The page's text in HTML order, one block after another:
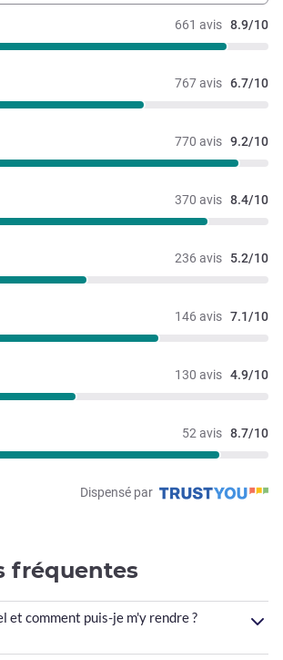
661 avis 8.9/10
767 avis 6.7/10
770 avis 9.2/10
370 avis 8.4/10
236 avis 5.2/10
146 avis 7.1/10
130 avis 4.9/10
52 avis 8.7/10
Dispensé par
fréquentes
et comment puis-je m'y rendre ?